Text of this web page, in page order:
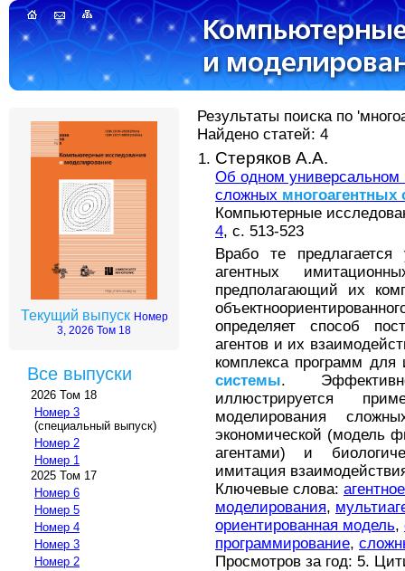
Текущий выпуск Номер
3, 2026 Том 18
Все выпуски
2026 Том 18
Номер 3
(специальный выпуск)
Номер 2
Номер 1
2025 Том 17
Номер 6
Номер 5
Номер 4
Номер 3
Номер 2
Результаты поиска по
Найдено статей: 4
Стеряков А.А.
Об одном универсальном
сложных многоагентных
Компьютерные
4, с. 513-523
Врабо те предлагается
агентных
предполагающий их
определяет способ
агентов и их
комплекса программ
системы.
иллюстрируется
моделирования
экономической (модель
агентами) и
имитация
Ключевые слова:
моделирования,
ориентированная модель,
программирование,
Просмотров за год: 5.